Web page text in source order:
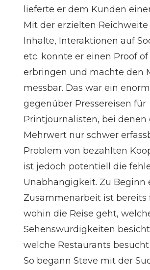
lieferte er dem Kunden
Mit der erzielten Reichweite
Inhalte, Interaktionen auf
etc. konnte er einen Proof of
erbringen und machte den
messbar. Das war ein
gegenüber Pressereisen für
Printjournalisten, bei denen
Mehrwert nur schwer
Problem von bezahlten
ist jedoch potentiell die
Unabhängigkeit. Zu Beginn
Zusammenarbeit ist bereits
wohin die Reise geht,
Sehenswürdigkeiten
welche Restaurants
So begann Steve mit der